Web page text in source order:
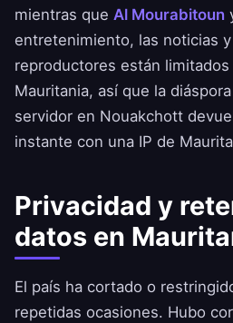
mientras que Al Mourabitoun
entretenimiento, las noticias
reproductores están
Mauritania, así que la
servidor en Nouakchott
instante con una IP de
Privacidad y
datos en
El país ha cortado o
repetidas ocasiones. Hubo